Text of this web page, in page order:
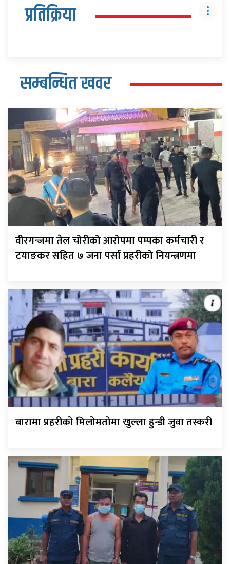
प्रतिक्रिया
सम्बन्धित खवर
वीरगन्जमा तेल चोरीको आरोपमा पम्पका कर्मचारी र
टयाङकर सहित ७ जना पर्सा प्रहरीको नियन्त्रणमा
बारामा प्रहरीको मिलोमतोमा खुल्ला हुन्डी जुवा तस्करी